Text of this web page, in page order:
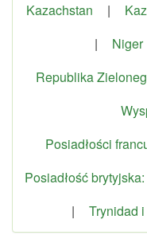
Kazachstan
|
|
Niger
Republika
Posiadłości
Posiadłość
|
Trynidad